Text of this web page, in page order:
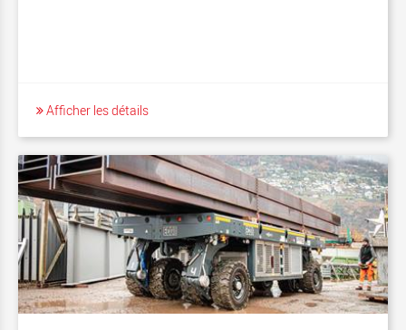
Afficher les détails